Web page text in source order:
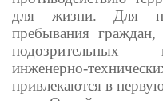
для жизни. Для
пребывания
подозрительных
инженерно-
привлекаются в